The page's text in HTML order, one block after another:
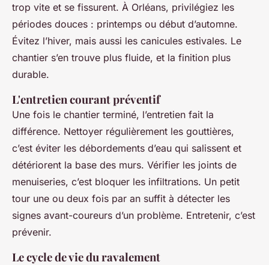
trop vite et se fissurent. À Orléans, privilégiez les
périodes douces : printemps ou début d’automne.
Évitez l’hiver, mais aussi les canicules estivales. Le
chantier s’en trouve plus fluide, et la finition plus
durable.
L'entretien courant préventif
Une fois le chantier terminé, l’entretien fait la
différence. Nettoyer régulièrement les gouttières,
c’est éviter les débordements d’eau qui salissent et
détériorent la base des murs. Vérifier les joints de
menuiseries, c’est bloquer les infiltrations. Un petit
tour une ou deux fois par an suffit à détecter les
signes avant-coureurs d’un problème. Entretenir, c’est
prévenir.
Le cycle de vie du ravalement